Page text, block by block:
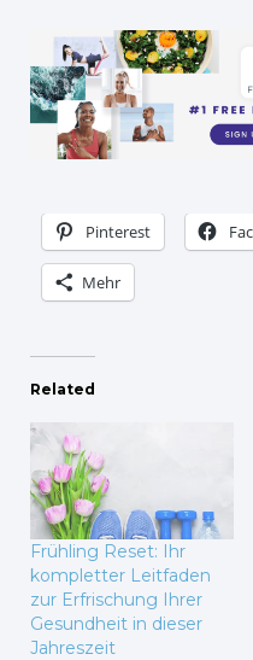
Pinterest
Mehr
Related
Frühling Reset: Ihr
kompletter Leitfaden
zur Erfrischung Ihrer
Gesundheit in dieser
Jahreszeit